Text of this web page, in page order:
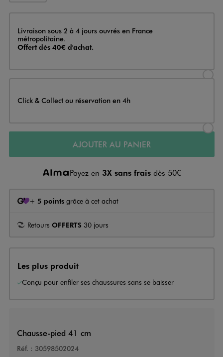
Livraison
Livraison sous 2 à 4 jours ouvrés en France
métropolitaine.
Offert dès 40€ d'achat.
Click & Collect ou réservation en 4h
AJOUTER AU PANIER
Payez en 3X sans frais dès 50€
+ 5 points grâce à cet achat
Retours OFFERTS 30 jours
Les plus produit
Conçu pour enfiler ses chaussures sans se baisser
Chausse-pied 41 cm
Réf. : 30598502024